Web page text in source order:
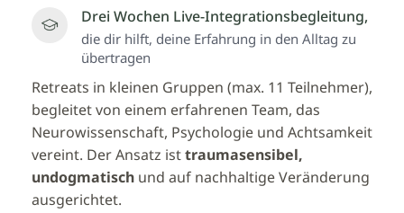
Drei Wochen Live-Integrationsbegleitung,
die dir hilft, deine Erfahrung in den Alltag zu
übertragen
Retreats in kleinen Gruppen (max. 11 Teilnehmer),
begleitet von einem erfahrenen Team, das
Neurowissenschaft, Psychologie und Achtsamkeit
vereint. Der Ansatz isttraumasensibel,
undogmatischund auf nachhaltige Veränderung
ausgerichtet.